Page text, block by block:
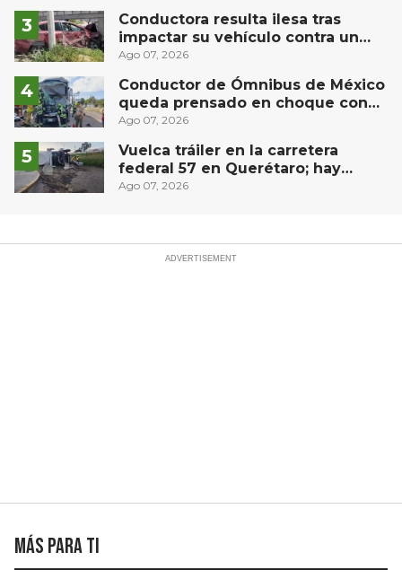
Conductora resulta ilesa tras
impactar su vehículo contra un
muro en Huimilpan
Ago 07, 2026
Conductor de Ómnibus de México
queda prensado en choque con
materialista en San Juan del Río
Ago 07, 2026
Vuelca tráiler en la carretera
federal 57 en Querétaro; hay
derrame de combustible
Ago 07, 2026
Más para ti